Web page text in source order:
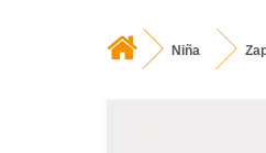
Niña